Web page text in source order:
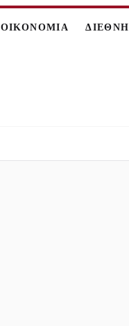
ΟΙΚΟΝΟΜΙΑ ΔΙΕΘΝΗ